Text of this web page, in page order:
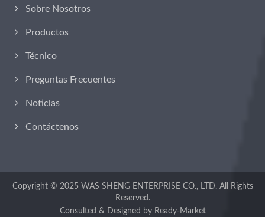
Sobre Nosotros
Productos
Técnico
Preguntas Frecuentes
Noticias
Contáctenos
Copyright © 2025 WAS SHENG ENTERPRISE CO., LTD.All Rights
Reserved.
Consulted & Designed by Ready-Market